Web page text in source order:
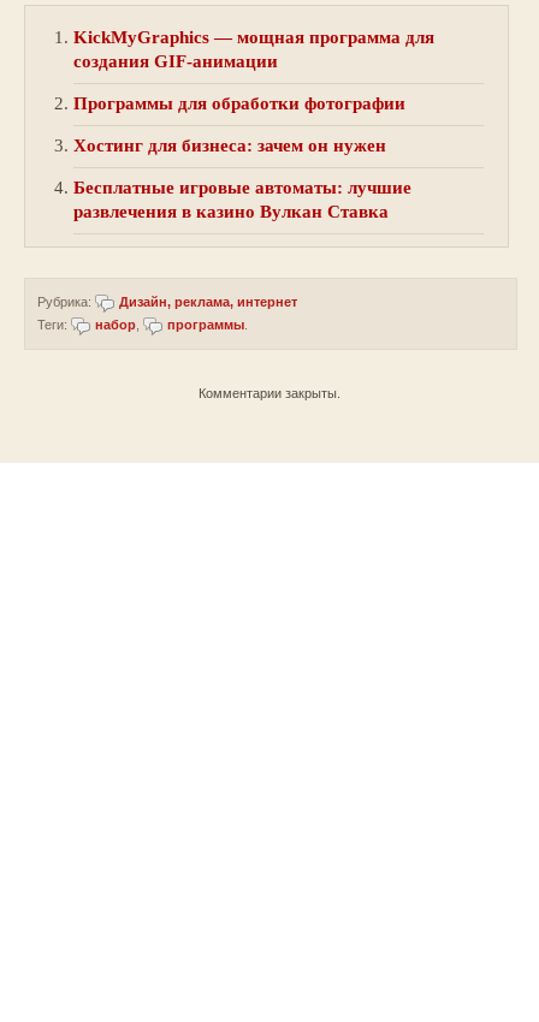
KickMyGraphics — мощная программа для
создания GIF-анимации
Программы для обработки фотографии
Хостинг для бизнеса: зачем он нужен
Бесплатные игровые автоматы: лучшие
развлечения в казино Вулкан Ставка
Рубрика:
Дизайн, реклама, интернет
Теги:
набор программы
Комментарии закрыты.